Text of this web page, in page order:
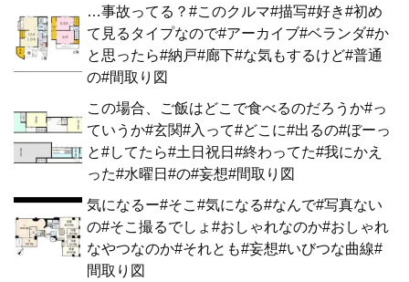
…事故ってる？#このクルマ#描写#好き#初め
て見るタイプなので#アーカイブ#ベランダ#か
と思ったら#納戸#廊下#な気もするけど#普通
の#間取り図
この場合、ご飯はどこで食べるのだろうか#っ
ていうか#玄関#入って#どこに#出るの#ぼーっ
と#してたら#土日祝日#終わってた#我にかえ
った#水曜日#の#妄想#間取り図
気になるー#そこ#気になる#なんで#写真ない
の#そこ撮るでしょ#おしゃれなのか#おしゃれ
なやつなのか#それとも#妄想#いびつな曲線#
間取り図